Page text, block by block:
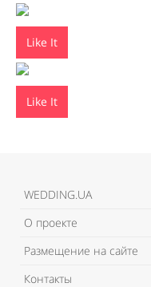
Like It
Like It
WEDDING.UA
О проекте
Размещение на сайте
Контакты